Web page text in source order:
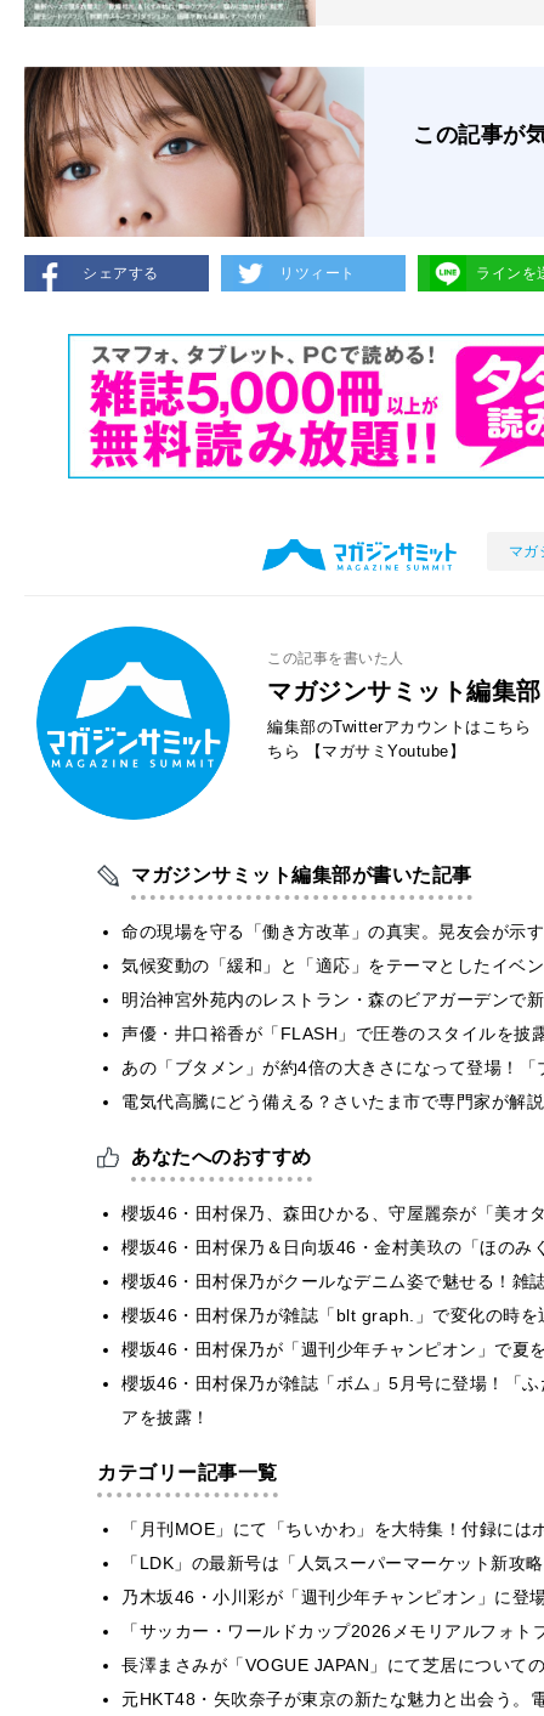
この記事が
シェアする リツィート ラインを
マガ
この記事を書いた人
マガジンサミット編集部
編集部のTwitterアカウントはこちら
ちら
【マガサミYoutube】
マガジンサミット編集部が書いた記事
命の現場を守る「働き方改革」の真実。晃友会が示
気候変動の「緩和」と「適応」をテーマとしたイベ
明治神宮外苑内のレストラン・森のビアガーデンで
声優・井口裕香が「FLASH」で圧巻のスタイルを
あの「ブタメン」が約4倍の大きさになって登場！
電気代高騰にどう備える？さいたま市で専門家が解
あなたへのおすすめ
櫻坂46・田村保乃、森田ひかる、守屋麗奈が「美オ
櫻坂46・田村保乃＆日向坂46・金村美玖の「ほのみ
櫻坂46・田村保乃がクールなデニム姿で魅せる！
櫻坂46・田村保乃が雑誌「blt graph.」で変化の時
櫻坂46・田村保乃が「週刊少年チャンピオン」で夏
櫻坂46・田村保乃が雑誌「ボム」5月号に登場！「
アを披露！
カテゴリー記事一覧
「月刊MOE」にて「ちいかわ」を大特集！付録に
「LDK」の最新号は「人気スーパーマーケット新
乃木坂46・小川彩が「週刊少年チャンピオン」に
「サッカー・ワールドカップ2026メモリアルフォ
長澤まさみが「VOGUE JAPAN」にて芝居について
元HKT48・矢吹奈子が東京の新たな魅力と出会う